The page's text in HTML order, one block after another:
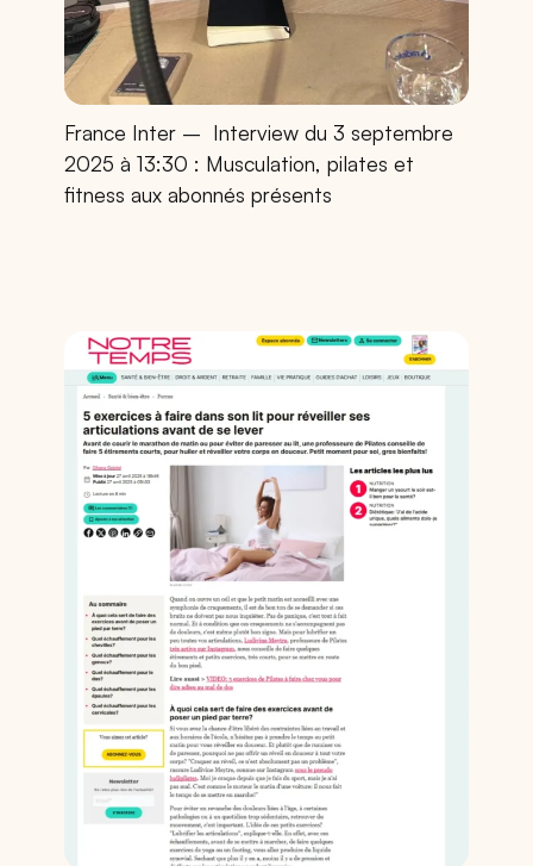
France Inter – Interview du 3 septembre
2025 à 13:30 : Musculation, pilates et
fitness aux abonnés présents